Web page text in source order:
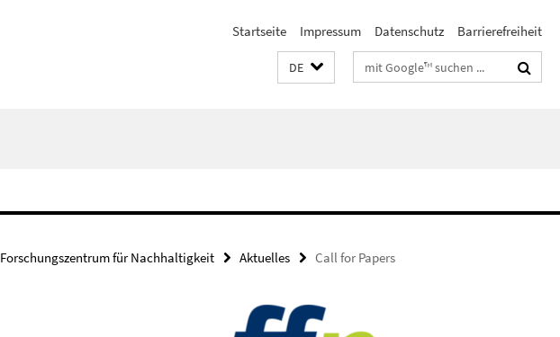
Startseite Impressum Datenschutz Barrierefreiheit
DE Suchbegriffe
Forschungszentrum für Nachhaltigkeit Aktuelles Call for Papers